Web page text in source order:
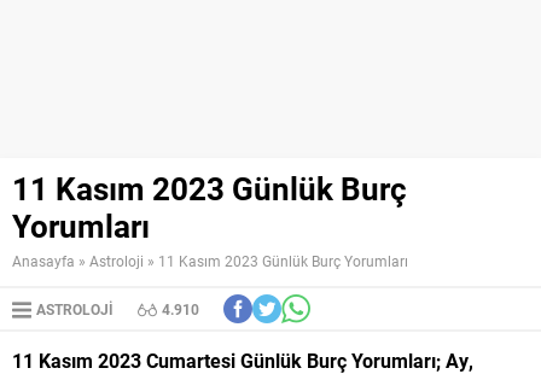
11 Kasım 2023 Günlük Burç
Yorumları
Anasayfa » Astroloji » 11 Kasım 2023 Günlük Burç Yorumları
ASTROLOJI 4.910
11 Kasım 2023 Cumartesi Günlük Burç Yorumları; Ay,